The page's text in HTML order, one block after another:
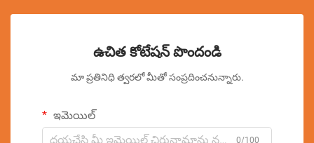
ఉచిత కోటేషన్ పొందండి
మా ప్రతినిధి త్వరలో మీతో సంప్రదించనున్నారు.
ఇమెయిల్
0/100